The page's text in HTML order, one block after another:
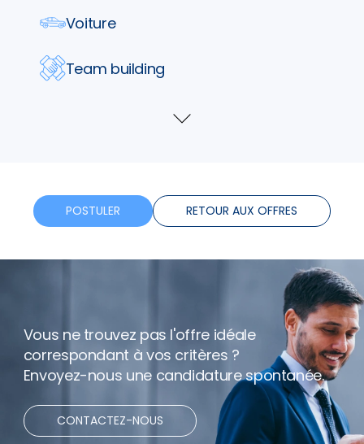
Voiture
Team building
Telephone
Horaires flexibles
Bonus
Net expenses
Voir
POSTULER RETOUR AUX OFFRES
Vous ne trouvez pas l'offre idéale
correspondant à vos critères ?
Envoyez-nous une candidature spontanée.
CONTACTEZ-NOUS